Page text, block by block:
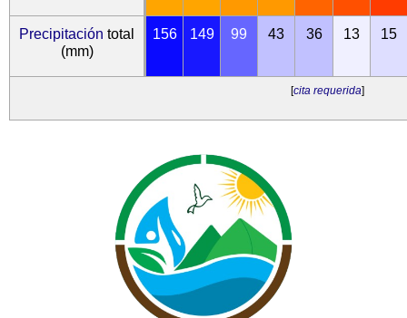
Precipitación total
(mm)
156 149 99 43 36 13 15
[cita requerida]